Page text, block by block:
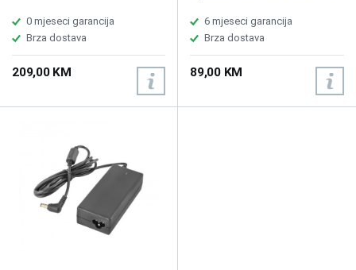
0 mjeseci garancija
Brza dostava
209,00 KM
6 mjeseci garancija
Brza dostava
89,00 KM